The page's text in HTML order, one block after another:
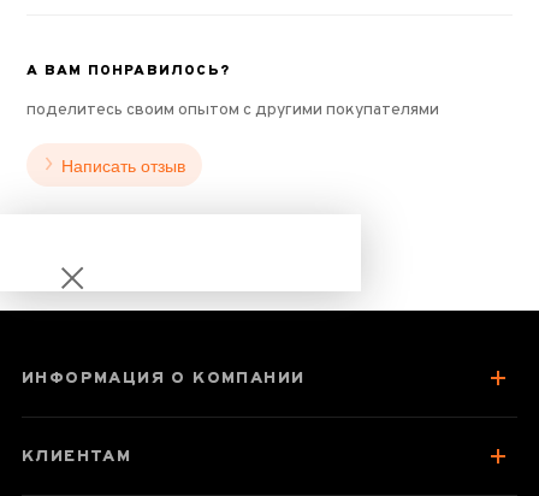
А ВАМ ПОНРАВИЛОСЬ?
поделитесь своим опытом с другими покупателями
Написать отзыв
ИНФОРМАЦИЯ О КОМПАНИИ
КЛИЕНТАМ